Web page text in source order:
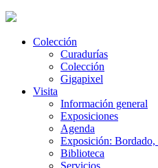
Colección
Curadurías
Colección
Gigapixel
Visita
Información general
Exposiciones
Agenda
Exposición: Bordado,
Biblioteca
Servicios